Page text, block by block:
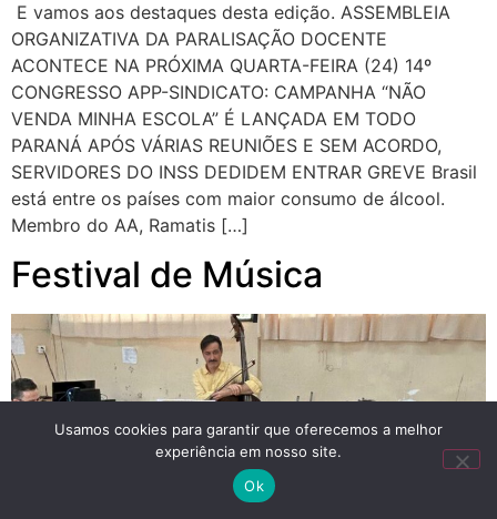
E vamos aos destaques desta edição. ASSEMBLEIA
ORGANIZATIVA DA PARALISAÇÃO DOCENTE
ACONTECE NA PRÓXIMA QUARTA-FEIRA (24) 14º
CONGRESSO APP-SINDICATO: CAMPANHA “NÃO
VENDA MINHA ESCOLA” É LANÇADA EM TODO
PARANÁ APÓS VÁRIAS REUNIÕES E SEM ACORDO,
SERVIDORES DO INSS DEDIDEM ENTRAR GREVE Brasil
está entre os países com maior consumo de álcool.
Membro do AA, Ramatis […]
Festival de Música
Usamos cookies para garantir que oferecemos a melhor
experiência em nosso site.
Ok